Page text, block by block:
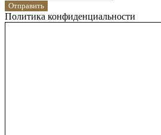
Отправить
Политика конфиденциальности